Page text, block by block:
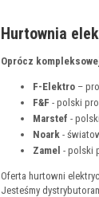
Hurtownia
Oprócz
F-Elektro–
F&F - polski
Marstef -
Noark -
Zamel - polski
Oferta hurtowni
Jesteśmy